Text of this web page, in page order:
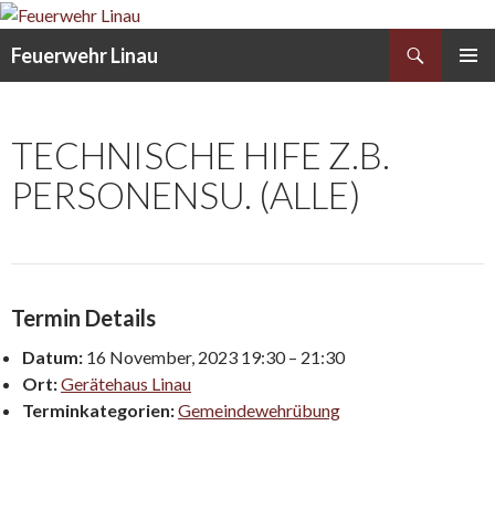
Feuerwehr Linau
TECHNISCHE HIFE Z.B.
PERSONENSU. (ALLE)
Termin Details
Datum: 16 November, 2023 19:30– 21:30
Ort:Gerätehaus Linau
Terminkategorien:Gemeindewehrübung